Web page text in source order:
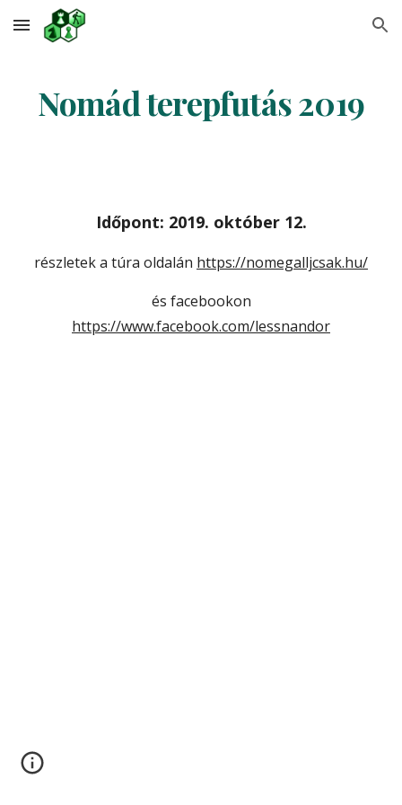
Skip to main content Skip to navigation
Nomád terepfutás 2019
Időpont: 2019. október 12.
részletek a túra oldalán https://nomegalljcsak.hu/
és facebookon
https://www.facebook.com/lessnandor